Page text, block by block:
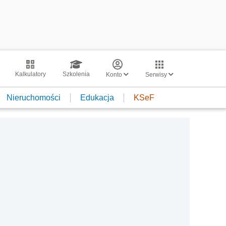
Kalkulatory Szkolenia Konto Serwisy
Nieruchomości Edukacja KSeF